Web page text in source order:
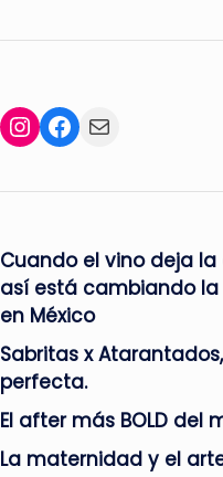
Instagram
Facebook
Mail
Cuando el vino deja
así está cambiando
en México
Sabritas x
perfecta.
El after más BOLD del
La maternidad y el